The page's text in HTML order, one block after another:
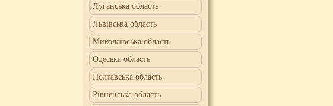
Луганська область
Львівська область
Миколаївська область
Одеська область
Полтавська область
Рівненська область